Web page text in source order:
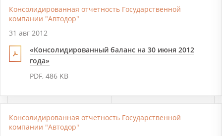
Консолидированная отчетность Государственной
компании "Автодор"
31 авг 2012
«Консолидированный баланс на 30 июня 2012
года»
PDF, 486 KB
Консолидированная отчетность Государственной
компании "Автодор"